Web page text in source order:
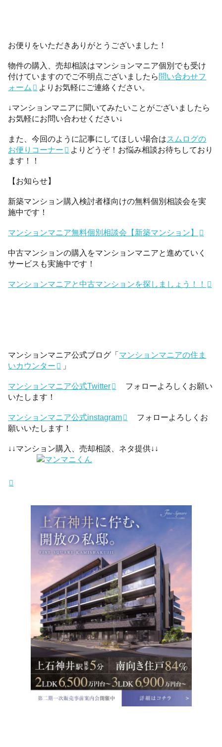
お便りをいただきありがとうございました！
物件の購入、売却相談はマンションマニア個別でも受け
付けていますのでご不明点ございましたら問い合わせフ
ォーム
よりお気軽にご連絡ください。
↓マンションマニアに聞いてみたいことがございましたら
お気軽にお問い合わせください↓
また、今回のように記事にしてほしい場合はスムログの
お便りコーナー
よりどうぞ！お悩み相談お待ちしており
ます！！
【お知らせ】
新築マンション購入検討者様向けの無料個別相談会を実
施中です！
マンションマニア無料個別相談会【新築マンション】
中古マンションの購入をマンションマニアと進めていく
サービスも実施中です！
マンションマニアと中古マンションを探しましょう！！
マンションマニア公式ブログ「マンションマニアの住ま
いカウンター
」
マンションマニア公式Twitter
フォローよろしくお願い
いたします！
マンションマニア公式instagram
フォローよろしくお
願いいたします！
↓↓マンション購入、売却相談、ネタ提供↓↓